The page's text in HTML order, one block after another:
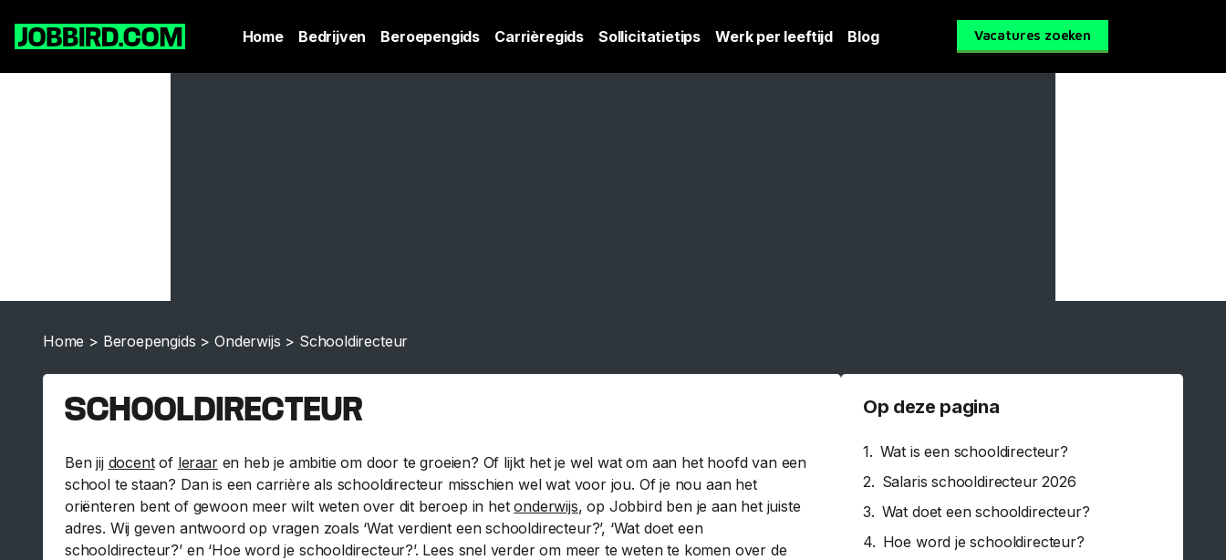
Home Bedrijven Beroepengids Carrièregids Sollicitatietips Werk per leeftijd Blog Vacatures zoeken
Home > Beroepengids >Onderwijs > Schooldirecteur
SCHOOLDIRECTEUR
Ben jij docentof leraaren heb je ambitie om door te groeien? Of lijkt het je wel wat om aan het hoofd van een
school te staan? Dan is een carrière als schooldirecteur misschien wel wat voor jou. Of je nou aan het
oriënteren bent of gewoon meer wilt weten over dit beroep in hetonderwijs, op Jobbird ben je aan het juiste
adres. Wij geven antwoord op vragen zoals ‘Wat verdient een schooldirecteur?’, ‘Wat doet een
schooldirecteur?’ en ‘Hoe word je schooldirecteur?’. Lees snel verder om meer te weten te komen over de
Op deze pagina
Wat is een schooldirecteur?
Salaris schooldirecteur 2026
Wat doet een schooldirecteur?
Hoe word je schooldirecteur?